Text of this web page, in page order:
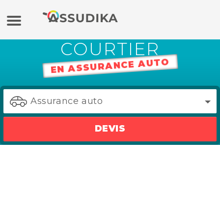
Assurance auto
Assurance moto
Assurance habitation
COURTIER
EN ASSURANCE AUTO
Assurance auto
DEVIS